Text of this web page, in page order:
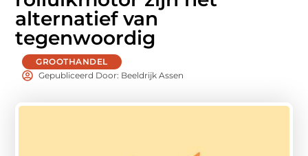
alternatief van
tegenwoordig
GROOTHANDEL
Gepubliceerd Door: Beeldrijk Assen